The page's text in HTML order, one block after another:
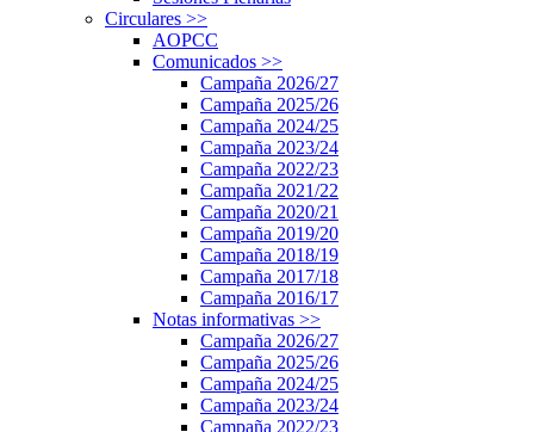
Circulares >>
AOPCC
Comunicados >>
Campaña 2026/27
Campaña 2025/26
Campaña 2024/25
Campaña 2023/24
Campaña 2022/23
Campaña 2021/22
Campaña 2020/21
Campaña 2019/20
Campaña 2018/19
Campaña 2017/18
Campaña 2016/17
Notas informativas >>
Campaña 2026/27
Campaña 2025/26
Campaña 2024/25
Campaña 2023/24
Campaña 2022/23